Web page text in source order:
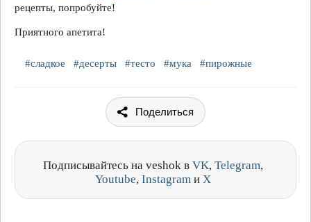
рецепты, попробуйте!
Приятного апетита!
#сладкое #десерты #тесто #мука #пирожные
Поделиться
Подписывайтесь на veshok в VK, Telegram,
Youtube, Instagramи X